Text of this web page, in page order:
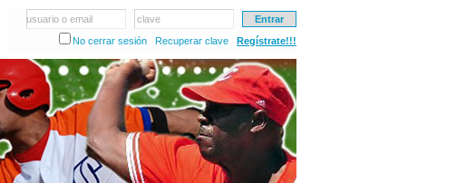
usuario o email
clave
No cerrar sesión
Recuperar clave Regístrate!!!